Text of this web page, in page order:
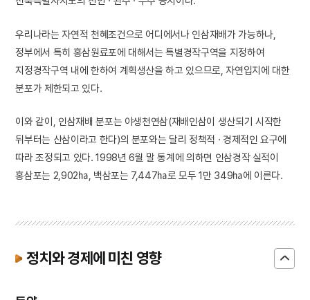
우리나라는 자연적 천혜조건으로 어디에서나 인삼재배가 가능하나,
정부에서 특히 홍삼원료포에 대해서는 특별경작구역을 지정하여
지정경작구역 내에 한하여 계획생산을 하고 있으므로, 자연입지에 대한
분포가 제한되고 있다.
이와 같이, 인삼재배 분포는 야생천연삼(재배인삼이 생산되기 시작한
뒤부터는 산삼이라고 한다)의 분포와는 달리 정책적 · 경제적인 요구에
따라 조정되고 있다. 1998년 6월 말 통계에 의하면 인삼경작 실적이
홍삼포는 2,902㏊, 백삼포는 7,447㏊로 모두 1만 349㏊에 이른다.
정치와 경제에 미친 영향